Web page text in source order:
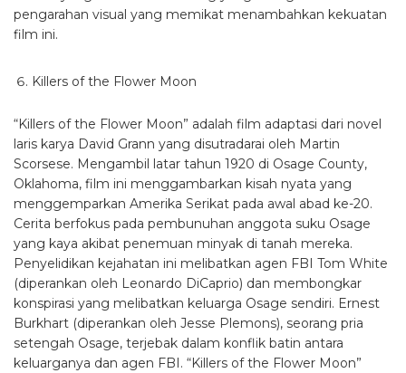
pengarahan visual yang memikat menambahkan kekuatan
film ini.
Killers of the Flower Moon
“Killers of the Flower Moon” adalah film adaptasi dari novel
laris karya David Grann yang disutradarai oleh Martin
Scorsese. Mengambil latar tahun 1920 di Osage County,
Oklahoma, film ini menggambarkan kisah nyata yang
menggemparkan Amerika Serikat pada awal abad ke-20.
Cerita berfokus pada pembunuhan anggota suku Osage
yang kaya akibat penemuan minyak di tanah mereka.
Penyelidikan kejahatan ini melibatkan agen FBI Tom White
(diperankan oleh Leonardo DiCaprio) dan membongkar
konspirasi yang melibatkan keluarga Osage sendiri. Ernest
Burkhart (diperankan oleh Jesse Plemons), seorang pria
setengah Osage, terjebak dalam konflik batin antara
keluarganya dan agen FBI. “Killers of the Flower Moon”